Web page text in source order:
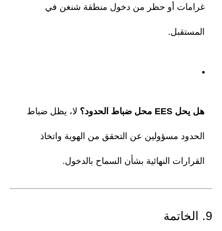
غرامات أو حظر من دخول منطقة شنغن في
المستقبل.
هل يحل EES محل ضباط الحدود؟ لا، يظل ضباط
الحدود مسؤولين عن التحقق من الهوية واتخاذ
القرارات النهائية بشأن السماح بالدخول.
9. الخاتمة